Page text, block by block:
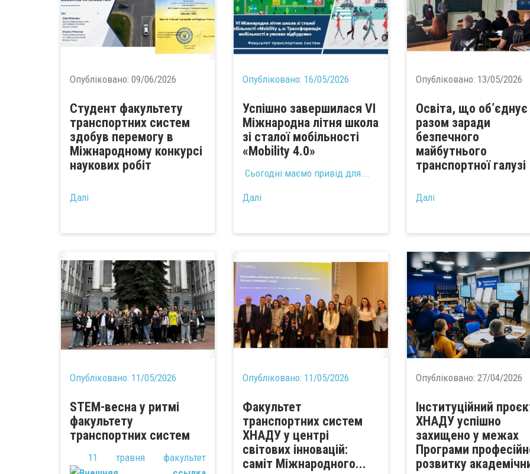
Опубліковано: 09/06/2026
Студент факультету
транспортних систем
здобув перемогу в
Міжнародному конкурсі
наукових робіт
Далі
Опубліковано: 16/05/2026
Успішно завершилася VI
Міжнародна літня школа
зі сталої мобільності
«Mobility 4.0»
Сьогодні маємо привід для...
Далі
Опубліковано: 13/05/2026
Освіта, що
разом заради
безпечного
майбутнього
транспортної галузі
Далі
Опубліковано: 11/05/2026
STEM-весна у ритмі
факультету
транспортних систем
11 травня факультет
Опубліковано: 11/05/2026
Факультет
транспортних систем
ХНАДУ у центрі
світових інновацій:
саміт Міжнародного...
Опубліковано: 27/04/2026
Інституційний
ХНАДУ успішно
захищено у межах
Програми
розвитку